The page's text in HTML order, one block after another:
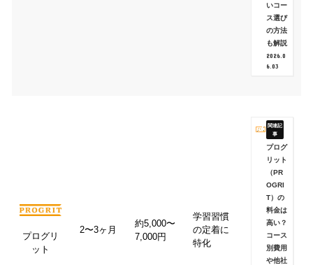
いコー
ス選び
の方法
も解説
2026.0
6.03
プログリ
ット
2〜3ヶ月
約5,000〜
7,000円
学習習慣
の定着に
特化
プログ
リット
（PR
OGRI
T）の
料金は
高い？
コース
別費用
や他社